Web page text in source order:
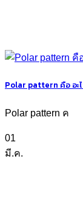
Polar pattern คือ อะ
Polar pattern ค
01
มี.ค.